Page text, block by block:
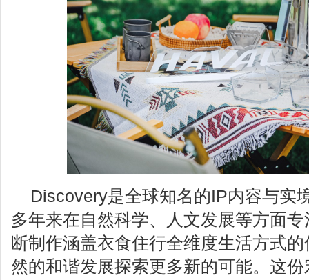
Discovery是全球知名的IP内容与实
多年来在自然科学、人文发展等方面
断制作涵盖衣食住行全维度生活方式
然的和谐发展探索更多新的可能。这